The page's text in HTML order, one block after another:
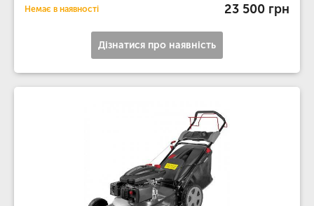
Немає в наявності 23 500 грн
Дізнатися про наявність